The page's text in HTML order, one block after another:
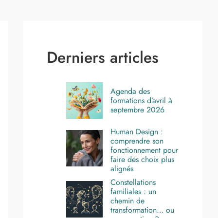
Derniers articles
Agenda des
formations d’avril à
septembre 2026
Human Design :
comprendre son
fonctionnement pour
faire des choix plus
alignés
Constellations
familiales : un
chemin de
transformation… ou